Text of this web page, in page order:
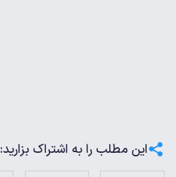
این مطلب را به اشتراک بزارید: